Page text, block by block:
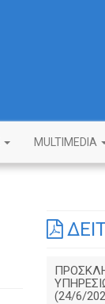
MULTIMEDIA
(24/6/